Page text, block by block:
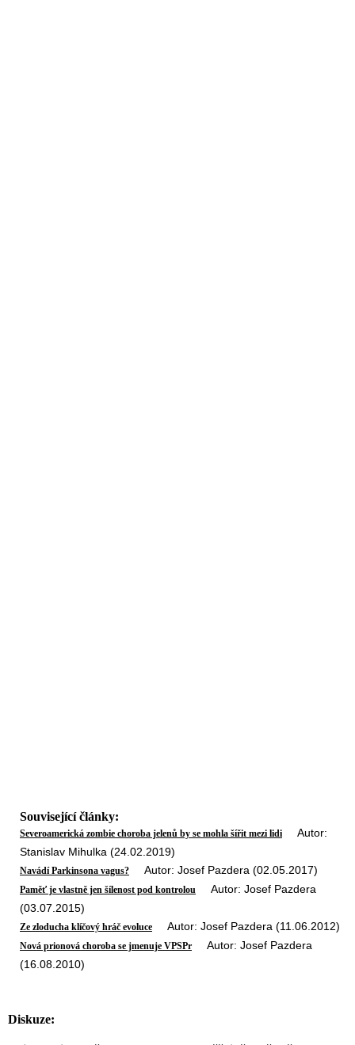
Související články:
Severoamerická zombie choroba jelenů by se mohla šířit mezi lidi Autor:
Stanislav Mihulka (24.02.2019)
Navádí Parkinsona vagus? Autor: Josef Pazdera (02.05.2017)
Paměť je vlastně jen šílenost pod kontrolou Autor: Josef Pazdera
(03.07.2015)
Ze zloducha klíčový hráč evoluce Autor: Josef Pazdera (11.06.2012)
Nová prionová choroba se jmenuje VPSPr Autor: Josef Pazdera
(16.08.2010)
Diskuze: